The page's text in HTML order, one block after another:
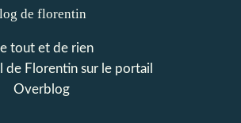
tout et de rien
de Florentinsur le portail
Overblog